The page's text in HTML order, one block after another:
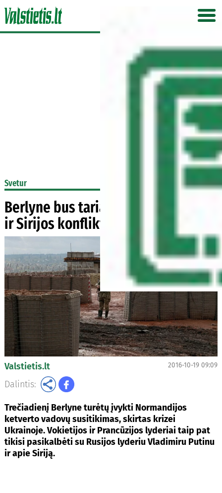
Svetur
Berlyne bus tariamasi dėl Ukrainos
ir Sirijos konfliktų
Valstietis.lt 2016-10-19 09:09
Dalintis:
Trečiadienį Berlyne turėtų įvykti Normandijos
ketverto vadovų susitikimas, skirtas krizei
Ukrainoje. Vokietijos ir Prancūzijos lyderiai taip pat
tikisi pasikalbėti su Rusijos lyderiu Vladimiru Putinu
ir apie Siriją.